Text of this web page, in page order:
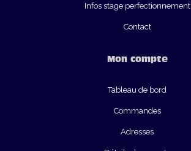
Infos stage perfectionnement
Contact
Mon compte
Tableau de bord
Commandes
Adresses